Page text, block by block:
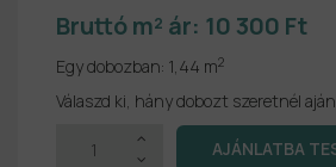
Bruttó m² ár: 10 300 Ft
Egy dobozban: 1,44 m2
Válaszd ki, hány dobozt szeretnél